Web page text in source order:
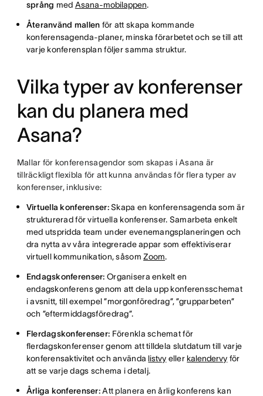
språng med Asana-mobilappen.
Återanvänd mallen för att skapa kommande
konferensagenda-planer, minska förarbetet och se till att
varje konferensplan följer samma struktur.
Vilka typer av konferenser
kan du planera med
Asana?
Mallar för konferensagendor som skapas i Asana är
tillräckligt flexibla för att kunna användas för flera typer av
konferenser, inklusive:
Virtuella konferenser:Skapa en konferensagenda som är
strukturerad för virtuella konferenser. Samarbeta enkelt
med utspridda team under evenemangsplaneringen och
dra nytta av våra integrerade appar som effektiviserar
virtuell kommunikation, såsomZoom.
Endagskonferenser: Organisera enkelt en
endagskonferens genom att dela upp konferensschemat
i avsnitt, till exempel ”morgonföredrag”, ”grupparbeten”
och ”eftermiddagsföredrag”.
Flerdagskonferenser: Förenkla schemat för
flerdagskonferenser genom att tilldela slutdatum till varje
konferensaktivitet och användalistvy ellerkalendervy för
att se varje dags schema i detalj.
Årliga konferenser:Att planera en årlig konferens kan